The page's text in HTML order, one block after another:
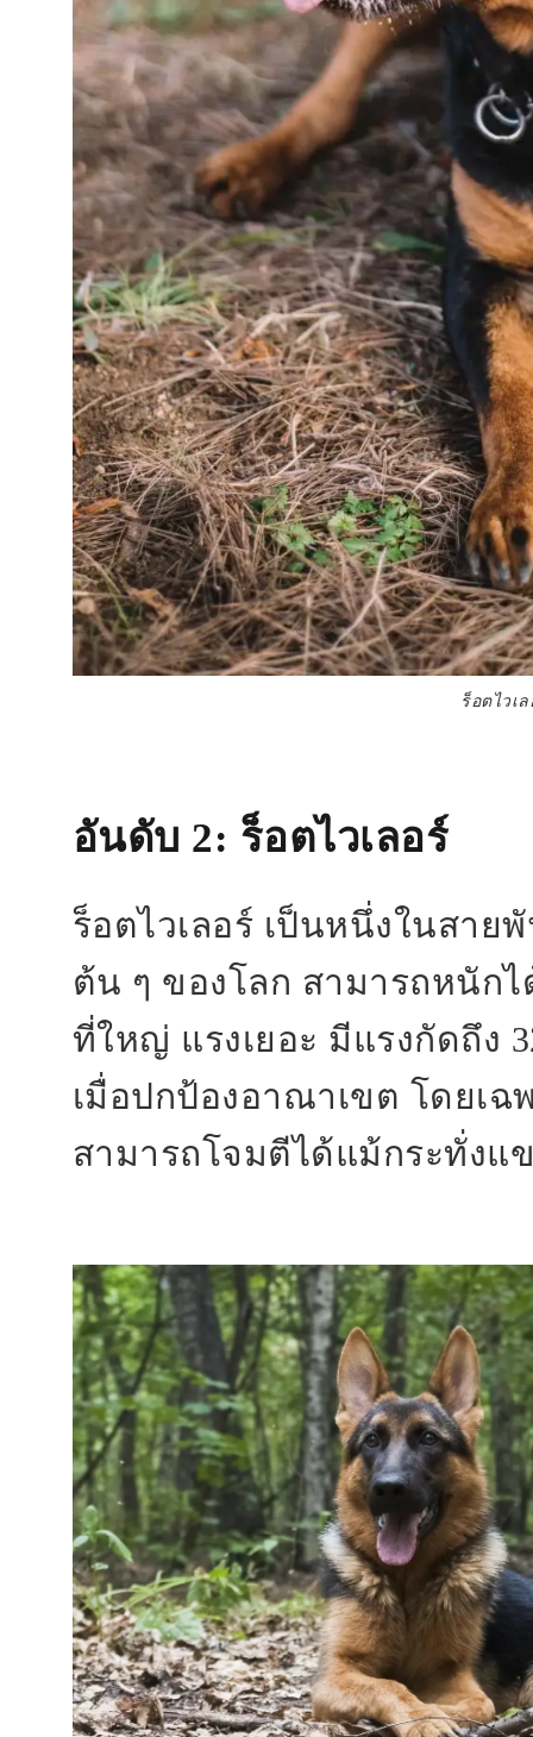
ร็อตไวเล
อันดับ 2: ร็อตไวเลอร์
ร็อตไวเลอร์ เป็นหนึ่งในสา
ต้น ๆ ของโลก สามารถหนัก
ที่ใหญ่ แรงเยอะ มีแรงกัดถึง
เมื่อปกป้องอาณาเขต โดยเ
สามารถโจมตีได้แม้กระทั่งแ